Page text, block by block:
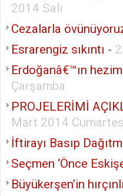
2014 Salı
Cezalarla
Esrarengiz sıkıntı -
Erdoğanâ€™ın
Çarşamba
PROJELERİMİ
Mart 2014
İftirayı Basıp
Seçmen ‘Önce
Büyükerşen’in